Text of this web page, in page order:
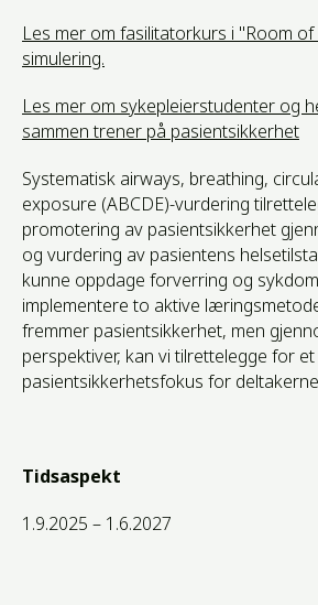
Les mer om fasilitatorkurs i "Room
simulering.
Les mer om sykepleierstudenter og
sammen trener på pasientsikkerhet
Systematisk airways, breathing,
exposure (ABCDE)-vurdering
promotering av pasientsikkerhet
og vurdering av pasientens
kunne oppdage forverring og
implementere to aktive
fremmer pasientsikkerhet, men
perspektiver, kan vi tilrettelegge for
pasientsikkerhetsfokus for
Tidsaspekt
1.9.2025 – 1.6.2027